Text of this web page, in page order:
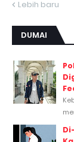
Lebih baru
DUMAI